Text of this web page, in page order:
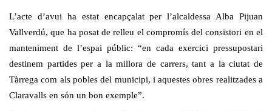
L’acte d’avui ha estat encapçalat per l’alcaldessa Alba Pijuan
Vallverdú, que ha posat de relleu el compromís del consistori en el
manteniment de l’espai públic: “en cada exercici pressupostari
destinem partides per a la millora de carrers, tant a la ciutat de
Tàrrega com als pobles del municipi, i aquestes obres realitzades a
Claravalls en són un bon exemple”.